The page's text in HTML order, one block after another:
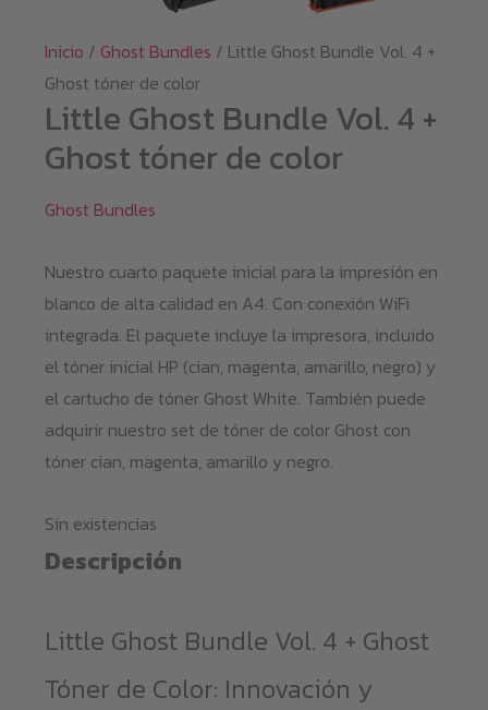
Inicio / Ghost Bundles / Little Ghost Bundle Vol. 4 +
Ghost tóner de color
Little Ghost Bundle Vol. 4 +
Ghost tóner de color
Ghost Bundles
Nuestro cuarto paquete inicial para la impresión en
blanco de alta calidad en A4. Con conexión WiFi
integrada. El paquete incluye la impresora, incluido
el tóner inicial HP (cian, magenta, amarillo, negro) y
el cartucho de tóner Ghost White. También puede
adquirir nuestro set de tóner de color Ghost con
tóner cian, magenta, amarillo y negro.
Sin existencias
Descripción
Little Ghost Bundle Vol. 4 + Ghost
Tóner de Color: Innovación y